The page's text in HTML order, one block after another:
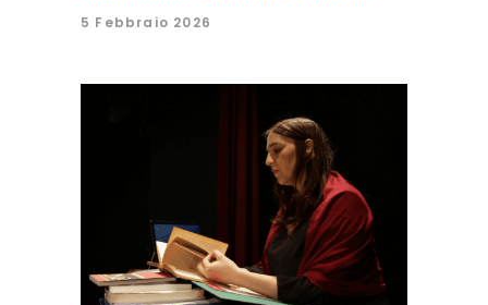
5 Febbraio 2026